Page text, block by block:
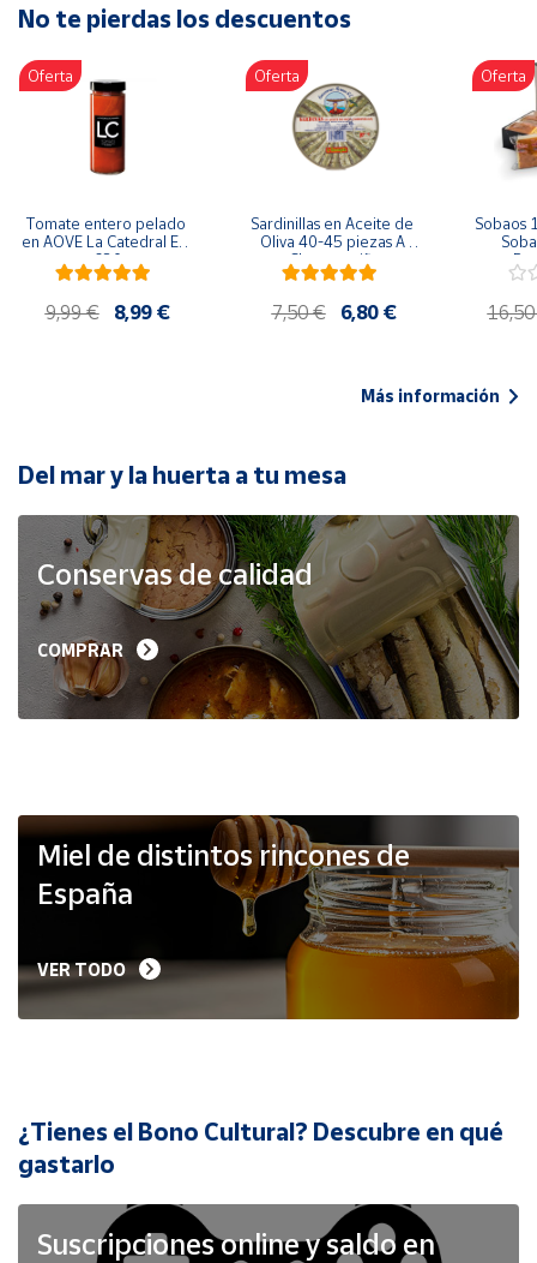
Artesanía
Oficina y
Papelería
Para Canarias,
Ceuta y Melilla
populares
Bono
Cultural
de Correos
Market
Productos
Solidarios
Ayuda
Vendedores
Mapa de
Hazte
vendedor
Cuenta
No te pierdas los descuentos
Oferta
Tomate entero pelado
en AOVE La Catedral ER-
630
9,99 € 8,99 €
Oferta
Sardinillas en Aceite de
Oliva 40-45 piezas A
Churrusquiña
7,50 € 6,80 €
Oferta
Sobaos
Más información
Del mar y la huerta a tu mesa
Conservas de calidad
COMPRAR
Miel de distintos rincones de
España
VER TODO
¿Tienes el Bono Cultural? Descubre en qué
gastarlo
Suscripciones online y saldo en